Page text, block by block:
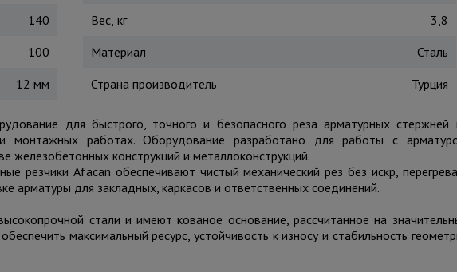
140
100
12 мм
Вес, кг
3,8
Материал
Сталь
Страна производитель
Турция
для быстрого, точного и безопасного реза арматурных стержней
монтажных работах. Оборудование разработано для работы с
железобетонных конструкций и металлоконструкций.
резчики Afacan обеспечивают чистый механический рез без искр,
арматуры для закладных, каркасов и ответственных соединений.
стали и имеют кованое основание, рассчитанное на
максимальный ресурс, устойчивость к износу и стабильность